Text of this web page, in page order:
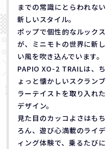
までの常識にとらわれない
新しいスタイル。
ポップで個性的なルックス
が、ミニモトの世界に新し
い風を吹き込んでいます。
PAPIO XO-2 TRAILは、ち
ょっと懐かしいスクランブ
ラーテイストを取り入れた
デザイン。
見た目のカッコよさはもち
ろん、遊び心満載のライデ
ィング体験で、乗るたびに